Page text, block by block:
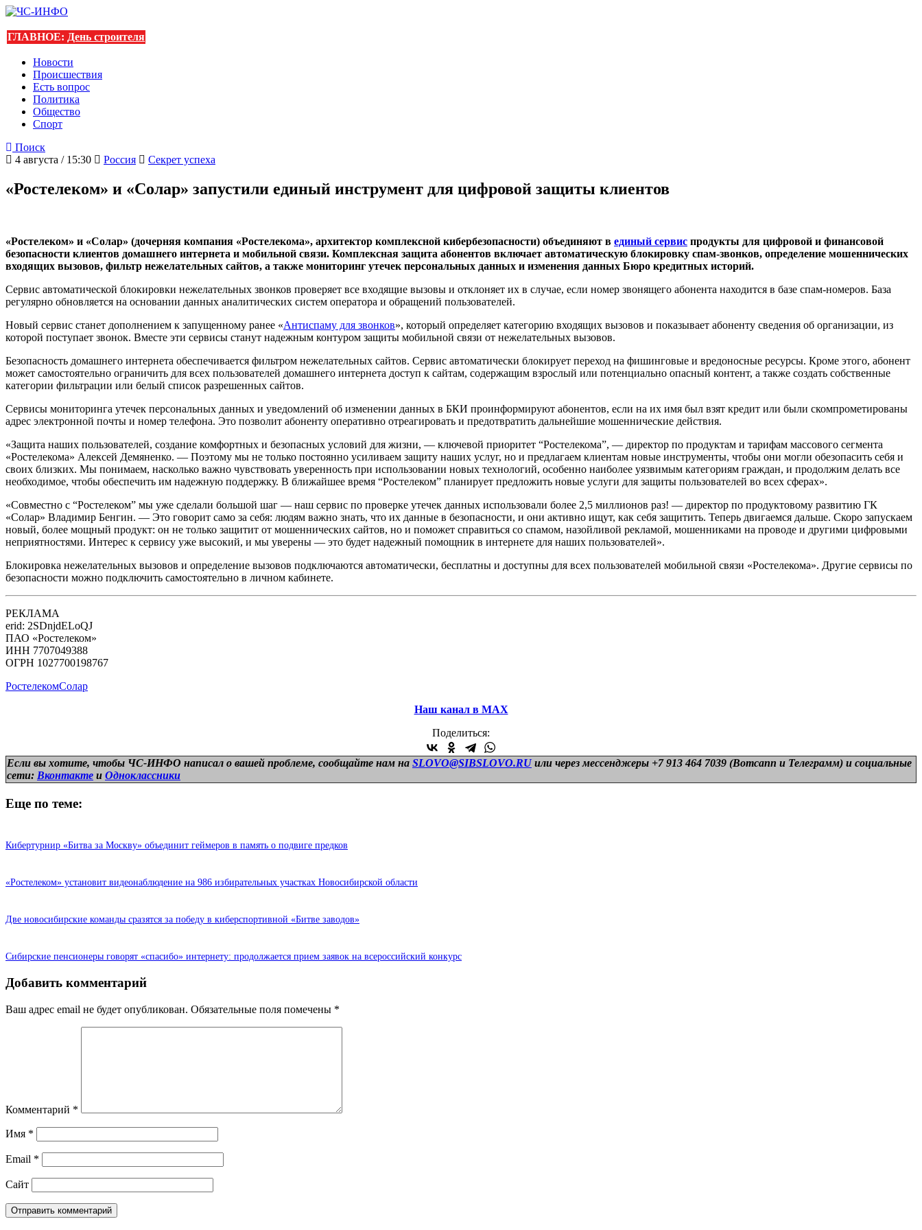
ГЛАВНОЕ: День строителя
Новости
Происшествия
Есть вопрос
Политика
Общество
Спорт
Поиск
4 августа / 15:30
Россия Секрет успеха
«Ростелеком» и «Солар» запустили единый инструмент для цифровой защиты клиентов
«Ростелеком» и «Солар» (дочерняя компания «Ростелекома», архитектор комплексной кибербезопасности) объединяют в единый сервис продукты для цифровой и финансовой
безопасности клиентов домашнего интернета и мобильной связи. Комплексная защита абонентов включает автоматическую блокировку спам-звонков, определение мошеннических
входящих вызовов, фильтр нежелательных сайтов, а также мониторинг утечек персональных данных и изменения данных Бюро кредитных историй.
Сервис автоматической блокировки нежелательных звонков проверяет все входящие вызовы и отклоняет их в случае, если номер звонящего абонента находится в базе спам-номеров. База
регулярно обновляется на основании данных аналитических систем оператора и обращений пользователей.
Новый сервис станет дополнением к запущенному ранее «Антиспаму для звонков», который определяет категорию входящих вызовов и показывает абоненту сведения об организации, из
которой поступает звонок. Вместе эти сервисы станут надежным контуром защиты мобильной связи от нежелательных вызовов.
Безопасность домашнего интернета обеспечивается фильтром нежелательных сайтов. Сервис автоматически блокирует переход на фишинговые и вредоносные ресурсы. Кроме этого, абонент
может самостоятельно ограничить для всех пользователей домашнего интернета доступ к сайтам, содержащим взрослый или потенциально опасный контент, а также создать собственные
категории фильтрации или белый список разрешенных сайтов.
Сервисы мониторинга утечек персональных данных и уведомлений об изменении данных в БКИ проинформируют абонентов, если на их имя был взят кредит или были скомпрометированы
адрес электронной почты и номер телефона. Это позволит абоненту оперативно отреагировать и предотвратить дальнейшие мошеннические действия.
«Защита наших пользователей, создание комфортных и безопасных условий для жизни, — ключевой приоритет “Ростелекома”, — директор по продуктам и тарифам массового сегмента
«Ростелекома» Алексей Демяненко. — Поэтому мы не только постоянно усиливаем защиту наших услуг, но и предлагаем клиентам новые инструменты, чтобы они могли обезопасить себя и
своих близких. Мы понимаем, насколько важно чувствовать уверенность при использовании новых технологий, особенно наиболее уязвимым категориям граждан, и продолжим делать все
необходимое, чтобы обеспечить им надежную поддержку. В ближайшее время “Ростелеком” планирует предложить новые услуги для защиты пользователей во всех сферах».
«Совместно с “Ростелеком” мы уже сделали большой шаг — наш сервис по проверке утечек данных использовали более 2,5 миллионов раз! — директор по продуктовому развитию ГК
«Солар» Владимир Бенгин. — Это говорит само за себя: людям важно знать, что их данные в безопасности, и они активно ищут, как себя защитить. Теперь двигаемся дальше. Скоро запускаем
новый, более мощный продукт: он не только защитит от мошеннических сайтов, но и поможет справиться со спамом, назойливой рекламой, мошенниками на проводе и другими цифровыми
неприятностями. Интерес к сервису уже высокий, и мы уверены — это будет надежный помощник в интернете для наших пользователей».
Блокировка нежелательных вызовов и определение вызовов подключаются автоматически, бесплатны и доступны для всех пользователей мобильной связи «Ростелекома». Другие сервисы по
безопасности можно подключить самостоятельно в личном кабинете.
РЕКЛАМА
erid: 2SDnjdELoQJ
ПАО «Ростелеком»
ИНН 7707049388
ОГРН 1027700198767
РостелекомСолар
Наш канал в МАХ
Поделиться:
Если вы хотите, чтобы ЧС-ИНФО написал о вашей проблеме, сообщайте нам на SLOVO@SIBSLOVO.RU или через мессенджеры +7 913 464 7039 (Вотсапп и Телеграмм) и социальные
сети: Вконтакте и Одноклассники
Еще по теме:
Кибертурнир «Битва за Москву» объединит геймеров в память о подвиге предков
«Ростелеком» установит видеонаблюдение на 986 избирательных участках Новосибирской области
Две новосибирские команды сразятся за победу в киберспортивной «Битве заводов»
Сибирские пенсионеры говорят «спасибо» интернету: продолжается прием заявок на всероссийский конкурс
Добавить комментарий
Ваш адрес email не будет опубликован. Обязательные поля помечены *
Комментарий *
Имя *
Email *
Сайт